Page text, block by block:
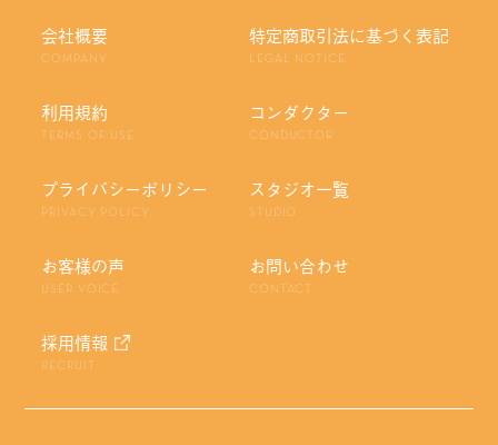
コンダクター
CONDUCTOR
会社概要
COMPANY
スタジオ一覧
STUDIO
利用規約
TERMS OF USE
プライバシーポリシー
PRIVACY POLICY
特定商取引法に基づく表記
LEGAL NOTICE
お客様の声
USER VOICE
お問い合わせ
CONTACT
採用情報
RECRUIT